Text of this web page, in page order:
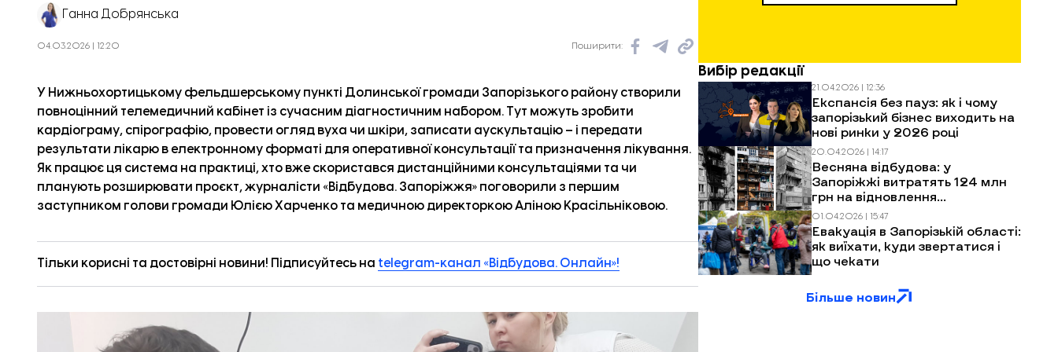
Ганна Добрянська
04.03.2026 | 12:20 Поширити:
У Нижньохортицькому фельдшерському пункті Долинської громади Запорізького району створили
повноцінний телемедичний кабінет із сучасним діагностичним набором. Тут можуть зробити
кардіограму, спірографію, провести огляд вуха чи шкіри, записати аускультацію – і передати
результати лікарю в електронному форматі для оперативної консультації та призначення лікування.
Як працює ця система на практиці, хто вже скористався дистанційними консультаціями та чи
планують розширювати проєкт, журналісти «Відбудова. Запоріжжя» поговорили з першим
заступником голови громади Юлією Харченко та медичною директоркою Аліною Красільніковою.
Тільки корисні та достовірні новини! Підписуйтесь на telegram-канал «Відбудова. Онлайн»!
Вибір редакції
21.04.2026 | 12:36
Експансія без пауз: як і чому
запорізький бізнес виходить на
нові ринки у 2026 році
20.04.2026 | 14:17
Весняна відбудова: у
Запоріжжі витратять 124 млн
грн на відновлення
багатоповерхівок після
обстрілів
01.04.2026 | 15:47
Евакуація в Запорізькій області:
як виїхати, куди звертатися і
що чекати
Більше новин